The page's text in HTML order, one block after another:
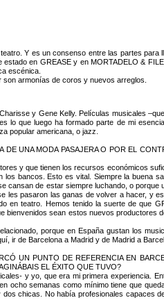
Y es un consenso entre las partes para
en GREASE y en MORTADELO &
escénica.
armonías de coros y nuevos arreglos.
y Gene Kelly. Películas musicales
lo que luego ha formado parte de mi
popular americana, o jazz.
DE UNA MODA PASAJERA O POR EL
y que tienen los recursos económicos
bancos. Esto es vital. Siempre la buena
cansan de estar siempre luchando, o porque
les pasaron las ganas de volver a hacer, y
en teatro. Hemos tenido la suerte de que
bienvenidos sean estos nuevos productores
porque en España gustan los
ir de Barcelona a Madrid y de Madrid a
UN PUNTO DE REFERENCIA EN
EL ÉXITO QUE TUVO?
y yo, que era mi primera experiencia.
ocho semanas como mínimo tiene que
chicas. No había profesionales capaces